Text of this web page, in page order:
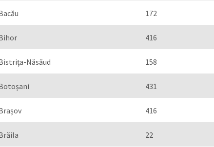
172
416
Năsăud 158
431
416
22